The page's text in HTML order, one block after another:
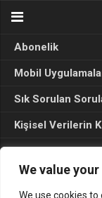
We value
We use cookies
Abonelik
Mobil
Sık Sorulan
Kişisel Verilerin
Seçim Sonuçları